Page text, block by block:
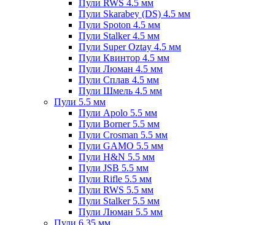
Пули RWS 4.5 мм
Пули Skarabey (DS) 4.5 мм
Пули Spoton 4.5 мм
Пули Stalker 4.5 мм
Пули Super Oztay 4.5 мм
Пули Квинтор 4.5 мм
Пули Люман 4.5 мм
Пули Сплав 4.5 мм
Пули Шмель 4.5 мм
Пули 5.5 мм
Пули Apolo 5.5 мм
Пули Borner 5.5 мм
Пули Crosman 5.5 мм
Пули GAMO 5.5 мм
Пули H&N 5.5 мм
Пули JSB 5.5 мм
Пули Rifle 5.5 мм
Пули RWS 5.5 мм
Пули Stalker 5.5 мм
Пули Люман 5.5 мм
Пули 6.35 мм